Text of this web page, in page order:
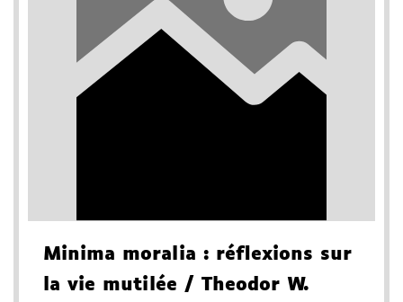
Minima moralia : réflexions sur
la vie mutilée / Theodor W.